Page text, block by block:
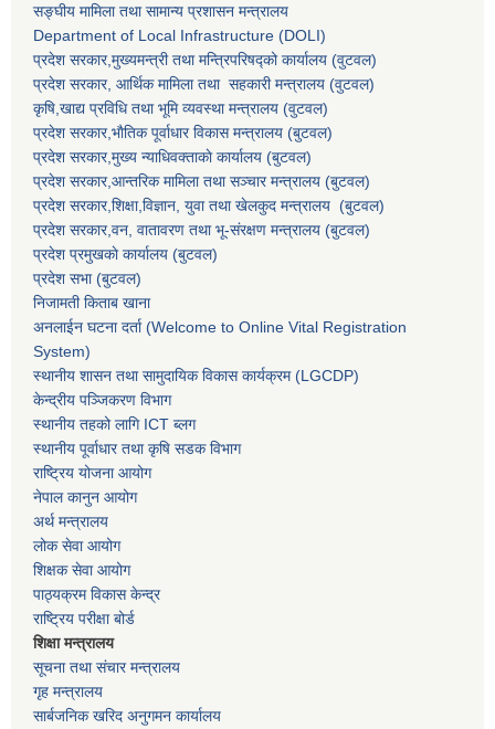
सङ्‍घीय मामिला तथा सामान्य प्रशासन मन्त्रालय
Department of Local Infrastructure (DOLI)
प्रदेश सरकार,मुख्यमन्त्री तथा मन्त्रिपरिषद्को कार्यालय (वुटवल)
प्रदेश सरकार, आर्थिक मामिला तथा सहकारी मन्त्रालय (वुटवल)
कृषि,खाद्य प्रविधि तथा भूमि व्यवस्था मन्त्रालय (वुटवल)
प्रदेश सरकार,भाैतिक पूर्वाधार विकास मन्त्रालय (बुटवल)
प्रदेश सरकार,मुख्य न्याधिवक्ताकाे कार्यालय (बुटवल)
प्रदेश सरकार,आन्तरिक मामिला तथा सञ्चार मन्त्रालय (बुटवल)
प्रदेश सरकार,शिक्षा,विज्ञान, युवा तथा खेलकुद मन्त्रालय (बुटवल)
प्रदेश सरकार,वन, वातावरण तथा भू-संरक्षण मन्त्रालय (बुटवल)
प्रदेश प्रमुखकाे कार्यालय (बुटवल)
प्रदेश सभा (बुटवल)
निजामती किताब खाना
अनलाईन घटना दर्ता (Welcome to Online Vital Registration
System)
स्थानीय शासन तथा सामुदायिक विकास कार्यक्रम (LGCDP)
केन्द्रीय पञ्जिकरण विभाग
स्थानीय तहको लागि ICT ब्लग
स्थानीय पूर्वाधार तथा कृषि सडक विभाग
राष्ट्रिय योजना आयोग
नेपाल कानुन आयोग
अर्थ मन्त्रालय
लोक सेवा आयोग
शिक्षक सेवा आयोग
पाठ्यक्रम विकास केन्द्र
राष्ट्रिय परीक्षा बोर्ड
शिक्षा मन्त्रालय
सूचना तथा संचार मन्त्रालय
गृह मन्त्रालय
सार्बजनिक खरिद अनुगमन कार्यालय